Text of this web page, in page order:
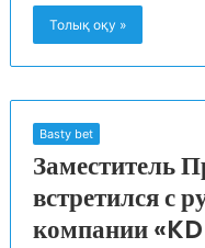
Толық оқу »
Basty bet
Заместитель
встретился с
компании